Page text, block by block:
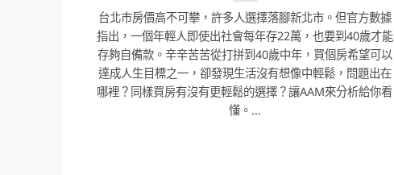
台北市房價高不可攀，許多人選擇落腳新北市。但官方數據
指出，一個年輕人即使出社會每年存22萬，也要到40歲才能
存夠自備款。辛辛苦苦從打拼到40歲中年，買個房希望可以
達成人生目標之一，卻發現生活沒有想像中輕鬆，問題出在
哪裡？同樣買房有沒有更輕鬆的選擇？讓AAM來分析給你看
懂。...